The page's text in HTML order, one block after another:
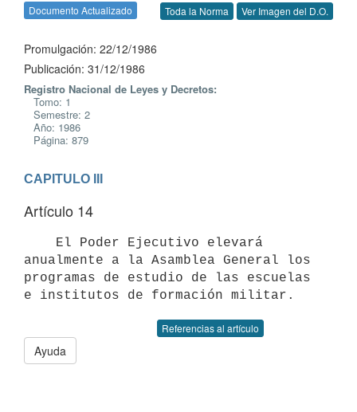
Documento Actualizado Toda la Norma Ver Imagen del D.O.
Promulgación: 22/12/1986
Publicación: 31/12/1986
Registro Nacional de Leyes y Decretos:
Tomo: 1
Semestre: 2
Año: 1986
Página: 879
CAPITULO III
Artículo 14
anualmente a la Asamblea General los
programas de estudio de las escuelas
Referencias al artículo
Ayuda